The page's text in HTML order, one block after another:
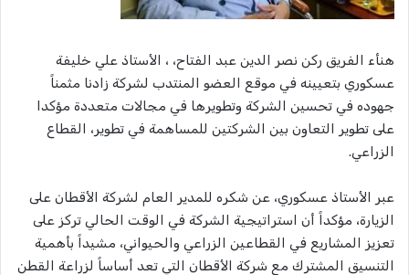
هنأء الفريق ركن نصر الدين عبد الفتاح، ، الأستاذ علي خليفة
عسكوري بتعيينه في موقع العضو المنتدب لشركة زادنا مثمناً
جهوده في تحسين الشركة وتطويرها في مجالات متعددة مؤكدا
على تطوير التعاون بين الشركتين للمساهمة في تطوير، القطاع
الزراعي.
عبر الأستاذ عسكوري، عن شكره للمدير العام لشركة الأقطان على
الزيارة، مؤكداً أن استراتيجية الشركة في الوقت الحالي تركز على
تعزيز المشاريع في القطاعين الزراعي والحيواني، مشيداً بأهمية
التنسيق المشترك مع شركة الأقطان التي تعد أساساً لزراعة القطن